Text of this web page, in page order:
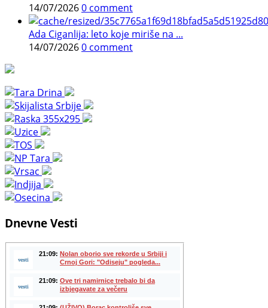
14/07/20260 comment
Ada Ciganlija: leto koje miriše na ...
14/07/20260 comment
Dnevne Vesti